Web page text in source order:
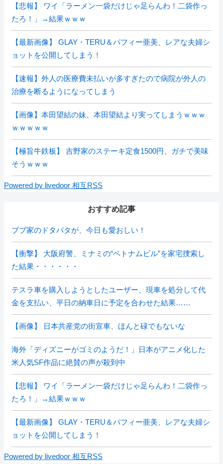
【悲報】 ワイ「ラーメン一袋だけじゃ足らんわ！二袋作っ
たろ！」→結果ｗｗｗ
【最新画像】 GLAY・TERU＆パフィー亜美、レアな夫婦シ
ョットを公開してしまう！
【速報】外人の医療費未払いが多すぎたので病院が外人の
治療を断るようになってしまう
【画像】本田望結の妹、本田望結より実ってしまうｗｗｗ
ｗｗｗｗｗ
【極旨牛鉄板】 吉野家のステーキ定食1500円、ガチで美味
そうｗｗｗ
Powered by livedoor 相互RSS
おすすめ記事
ブブ家のドタバタが、今日も愛おしい！
【衝撃】 大阪府警、ミナミの“ベトナムビル”を家宅捜索し
た結果・・・・・・
テスラ車を購入しようとしたユーザー、現車を処分して代
金を支払い、平日の納車日に予定を合わせた結果……
【画像】 日本共産党の街宣車、ほんと碌でもないな
海外「ディズニーがゴミのようだ！」日本がアニメ化した
米人気SF作品に絶賛の声が殺到中
【悲報】 ワイ「ラーメン一袋だけじゃ足らんわ！二袋作っ
たろ！」→結果ｗｗｗ
【最新画像】 GLAY・TERU＆パフィー亜美、レアな夫婦シ
ョットを公開してしまう！
Powered by livedoor 相互RSS